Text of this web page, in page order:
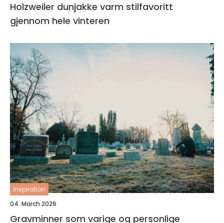
Holzweiler dunjakke varm stilfavoritt
gjennom hele vinteren
inspiration
04. March 2026
Gravminner som varige og personlige